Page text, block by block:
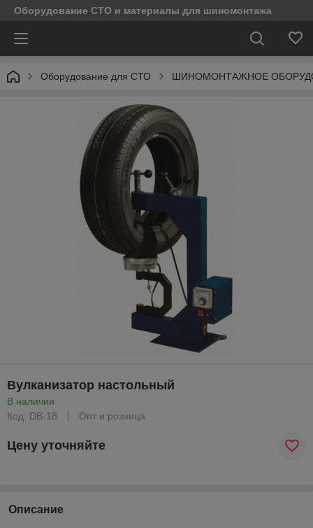
Оборудование СТО и материалы для шиномонтажа
Оборудование для СТО ШИНОМОНТАЖНОЕ
Вулканизатор настольный
В наличии
Код: DB-18
Опт и розница
Цену уточняйте
Описание